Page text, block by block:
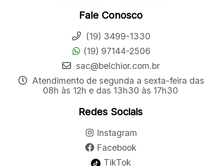
Fale Conosco
(19) 3499-1330
(19) 97144-2506
sac@belchior.com.br
Atendimento de segunda a sexta-feira das
08h às 12h e das 13h30 às 17h30
Redes Sociais
Instagram
Facebook
TikTok